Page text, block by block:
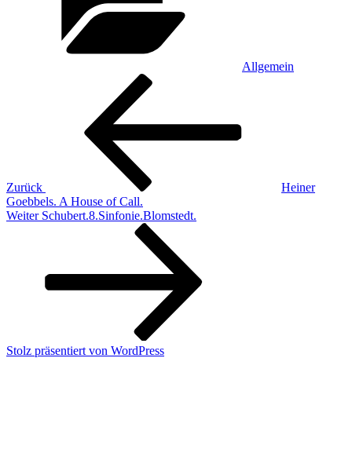
Allgemein
Beitragsnavigation
Zurück
Heiner
Goebbels. A House of Call.
Nächster
Weiter Schubert.8.Sinfonie.Blomstedt.
Stolz präsentiert von WordPress